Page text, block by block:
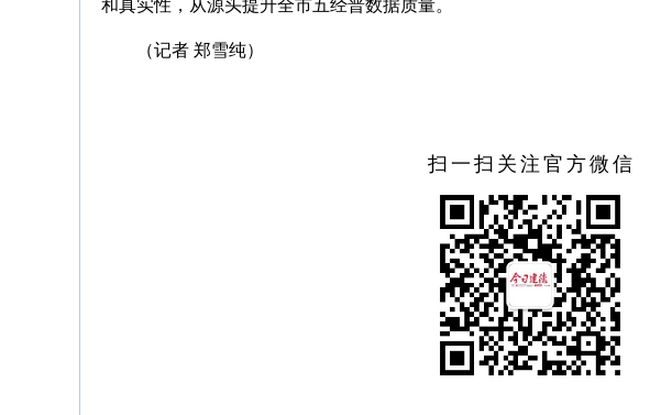
和真实性，从源头提升全市五经普数据质量。
（记者 郑雪纯）
扫一扫关注官方微信